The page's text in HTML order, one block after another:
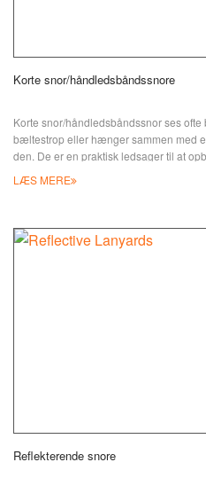
Korte snor/håndledsbåndssnore
Korte snor/håndledsbåndssnor ses
bæltestrop eller hænger sammen med
den. De er en praktisk ledsager til at
eller tilføjelse af PVC-logo er
LÆS MERE
Reflekterende snore